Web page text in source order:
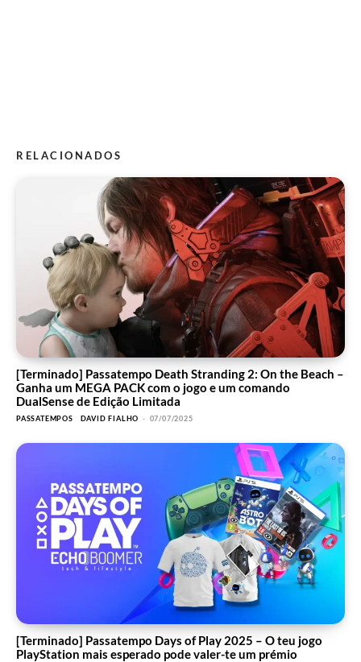
RELACIONADOS
[Terminado] Passatempo Death Stranding 2: On the Beach –
Ganha um MEGA PACK com o jogo e um comando
DualSense de Edição Limitada
PASSATEMPOS DAVID FIALHO - 07/07/2025
[Terminado] Passatempo Days of Play 2025 – O teu jogo
PlayStation mais esperado pode valer-te um prémio